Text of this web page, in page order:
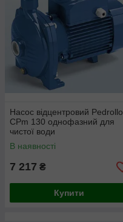
Насос відцентровий Pedrollo
CPm 130 однофазний для
чистої води
В наявності
7 217 ₴
Купити